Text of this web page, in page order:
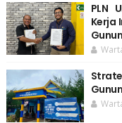
PLN
Kerja